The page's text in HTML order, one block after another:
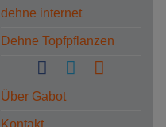
dehne internet
Dehne Topfpflanzen
Über Gabot
Kontakt